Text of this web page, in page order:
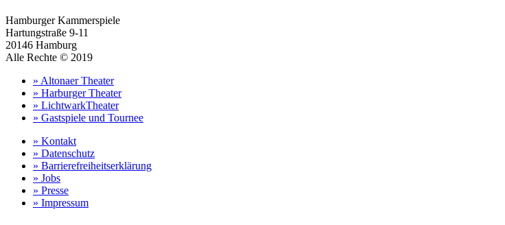
Hamburger Kammerspiele
Hartungstraße 9-11
20146 Hamburg
Alle Rechte © 2019
» Altonaer Theater
» Harburger Theater
» LichtwarkTheater
» Gastspiele und Tournee
» Kontakt
» Datenschutz
» Barrierefreiheitserklärung
» Jobs
» Presse
» Impressum